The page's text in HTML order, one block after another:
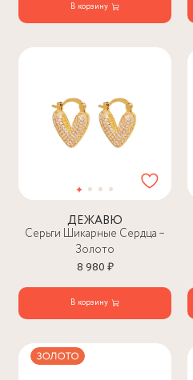
В корзину
ДЕЖАВЮ
Серьги Шикарные Сердца –
Золото
8 980 ₽
В корзину